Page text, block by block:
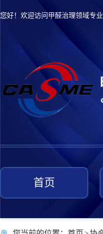
您好！欢迎访问甲醛治理领域专
首页